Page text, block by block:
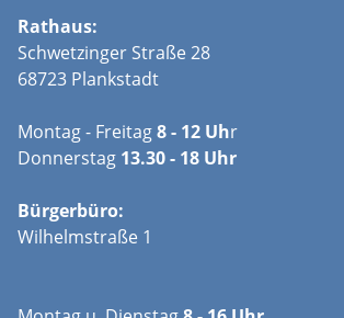
Rathaus:
Schwetzinger Straße 28
68723 Plankstadt
Montag - Freitag8 - 12 Uhr
Donnerstag 13.30 - 18 Uhr
Bürgerbüro:
Wilhelmstraße 1